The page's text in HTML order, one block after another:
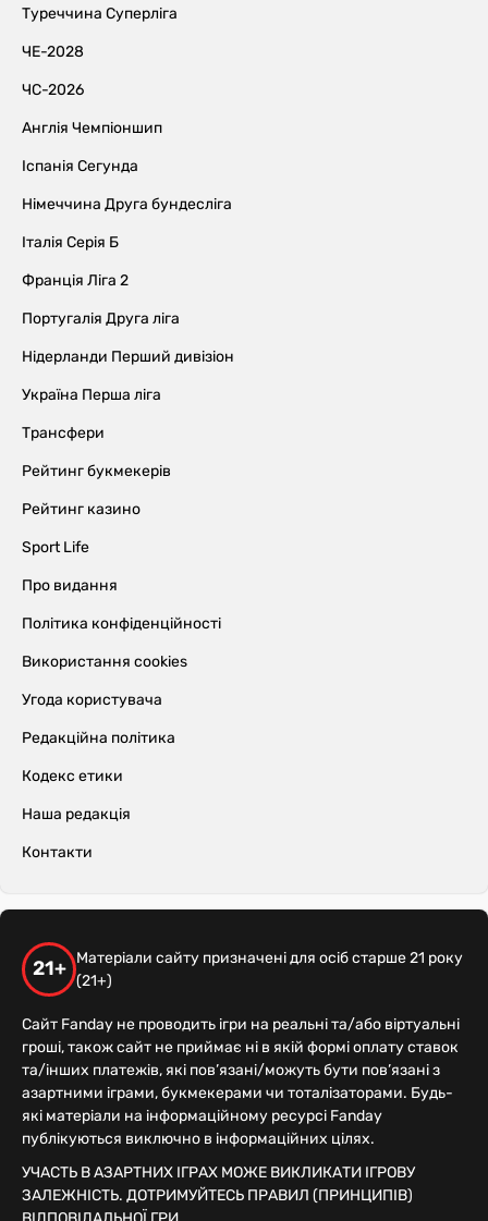
Туреччина Суперліга
ЧЕ-2028
ЧС-2026
Англія Чемпіоншип
Іспанія Сегунда
Німеччина Друга бундесліга
Італія Серія Б
Франція Ліга 2
Португалія Друга ліга
Нідерланди Перший дивізіон
Україна Перша ліга
Трансфери
Рейтинг букмекерів
Рейтинг казино
Sport Life
Про видання
Політика конфіденційності
Використання cookies
Угода користувача
Редакційна політика
Кодекс етики
Наша редакція
Контакти
21+
Матеріали сайту призначені для осіб старше 21 року
(21+)
Сайт Fanday не проводить ігри на реальні та/або віртуальні
гроші, також сайт не приймає ні в якій формі оплату ставок
та/інших платежів, які пов’язані/можуть бути пов’язані з
азартними іграми, букмекерами чи тоталізаторами. Будь-
які матеріали на інформаційному ресурсі Fanday
публікуються виключно в інформаційних цілях.
УЧАСТЬ В АЗАРТНИХ ІГРАХ МОЖЕ ВИКЛИКАТИ ІГРОВУ
ЗАЛЕЖНІСТЬ. ДОТРИМУЙТЕСЬ ПРАВИЛ (ПРИНЦИПІВ)